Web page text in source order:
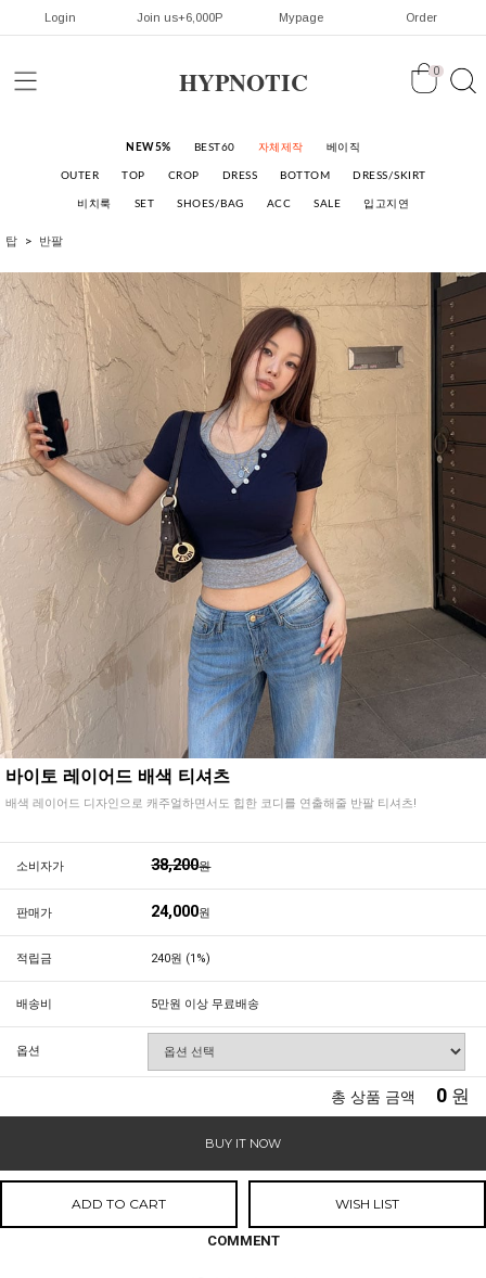
Login Join us+6,000P Mypage Order
HYPNOTIC 0
NEW5% BEST60 자체제작 베이직
OUTER TOP CROP DRESS BOTTOM DRESS/SKIRT
비치룩 SET SHOES/BAG ACC SALE 입고지연
탑 반팔
바이토 레이어드 배색 티셔츠
배색 레이어드 디자인으로 캐주얼하면서도 힙한 코디를 연출해줄 반팔 티셔츠!
소비자가 38,200원
판매가 24,000원
적립금 240원 (1%)
배송비 5만원 이상 무료배송
옵션
총 상품 금액 0 원
BUY IT NOW
ADD TO CART WISH LIST
COMMENT